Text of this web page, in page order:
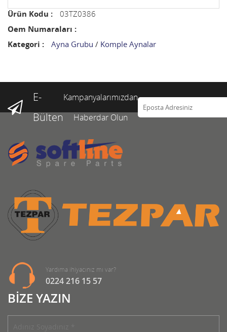
Ürün Kodu :
03TZ0386
Oem Numaraları :
Kategori :
Ayna Grubu / Komple Aynalar
E-
Bülten
Kampanyalarımızdan
Haberdar Olun
Yardıma ihiyacınız mı var?
0224 216 15 57
BİZE YAZIN